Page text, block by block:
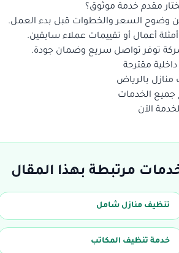
مقدم خدمة موثوق؟
وضوح السعر والخطوات قبل بدء العمل.
أعمال أو تقييمات عملاء سابقين.
توفر تواصل سريع وضمان جودة.
مقترحة
منازل بالرياض
الخدمات
الآن
مرتبطة بهذا المقال
تنظيف منازل شامل
خدمة تنظيف المكاتب